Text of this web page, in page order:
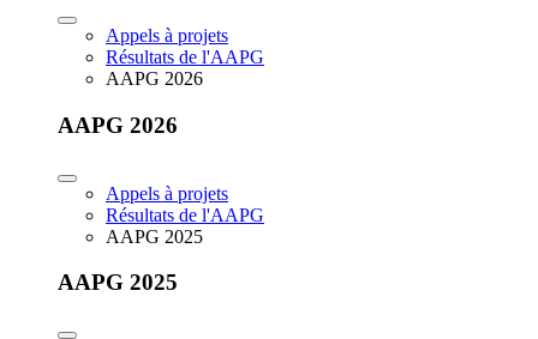
Appels à projets
Résultats de l'AAPG
AAPG 2026
AAPG 2026
Appels à projets
Résultats de l'AAPG
AAPG 2025
AAPG 2025